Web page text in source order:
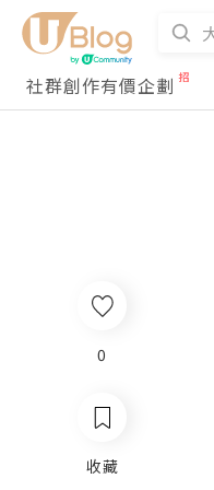
社群創作有價企劃
0
收藏